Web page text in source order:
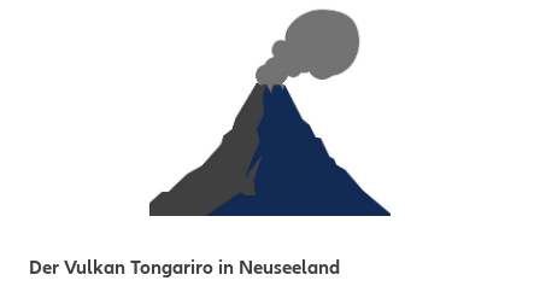
Der Vulkan Tongariro in Neuseeland